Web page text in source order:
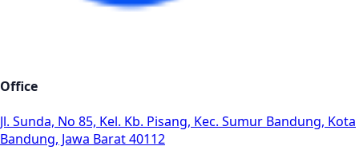
Office
Jl. Sunda, No 85, Kel. Kb. Pisang, Kec. Sumur Bandung, Kota
Bandung, Jawa Barat 40112